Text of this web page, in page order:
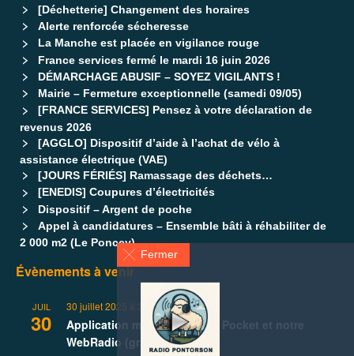
Fermer
[Déchetterie] Changement des horaires
Alerte renforcée sécheresse
La Manche est placée en vigilance rouge
France services fermé le mardi 16 juin 2026
DÉMARCHAGE ABUSIF – SOYEZ VIGILANTS !
Mairie – Fermeture exceptionnelle (samedi 09/05)
[FRANCE SERVICES] Pensez à votre déclaration de
revenus 2026
[AGGLO] Dispositif d’aide à l’achat de vélo à
assistance électrique (VAE)
[JOURS FÉRIÉS] Ramassage des déchets…
[ENEDIS] Coupures d’électricités
Dispositif – Argent de poche
Appel à candidatures – Ensemble bâti à réhabiliter de
2 000 m2 (Le Poncey)
Évènements à venir
JUIL
30
30 juillet 2025 à 31 décembre 2026
Application mobile Panneau Pocket et notre
WebRadio (gratuits) !